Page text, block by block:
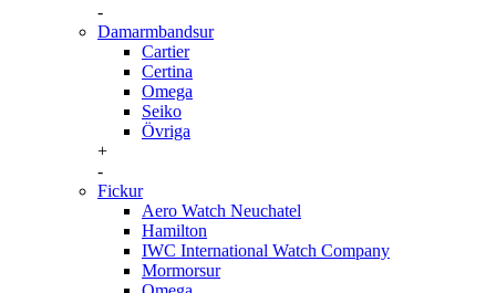
-
Damarmbandsur
Cartier
Certina
Omega
Seiko
Övriga
+
-
Fickur
Aero Watch Neuchatel
Hamilton
IWC International Watch Company
Mormorsur